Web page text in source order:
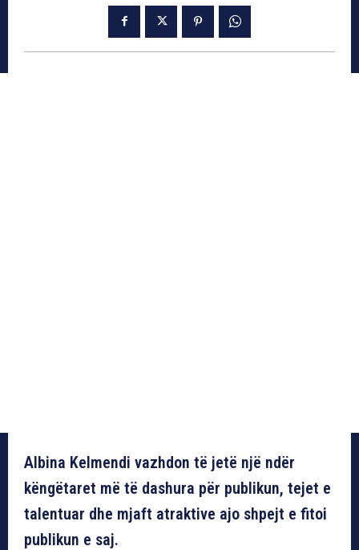
Albina Kelmendi vazhdon të jetë një ndër
këngëtaret më të dashura për publikun, tejet e
talentuar dhe mjaft atraktive ajo shpejt e fitoi
publikun e saj.